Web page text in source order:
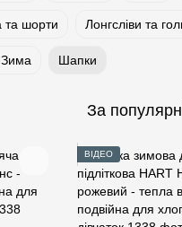
та шорти Лонгсліви та
Зима Шапки
За
ВІДЕО